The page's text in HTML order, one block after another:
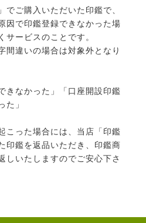
でご購入いただいた印鑑で、
因で印鑑登録できなかった場
サービスのことです。
間違いの場合は対象外となり
きなかった」「口座開設印鑑
た」
こった場合には、当店「印鑑
印鑑を返品いただき、印鑑商
しいたしますのでご安心下さ